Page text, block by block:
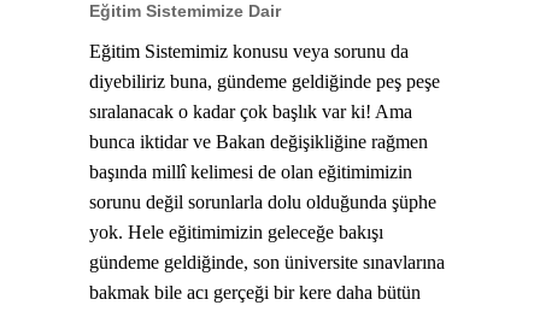
Eğitim Sistemimize Dair
Eğitim Sistemimiz konusu veya sorunu da
diyebiliriz buna, gündeme geldiğinde peş peşe
sıralanacak o kadar çok başlık var ki! Ama
bunca iktidar ve Bakan değişikliğine rağmen
başında millî kelimesi de olan eğitimimizin
sorunu değil sorunlarla dolu olduğunda şüphe
yok. Hele eğitimimizin geleceğe bakışı
gündeme geldiğinde, son üniversite sınavlarına
bakmak bile acı gerçeği bir kere daha bütün